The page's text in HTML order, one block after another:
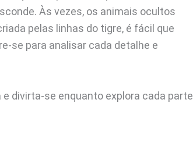
Às vezes, os animais ocultos
pelas linhas do tigre, é fácil que
se para analisar cada detalhe e
divirta-se enquanto explora cada parte